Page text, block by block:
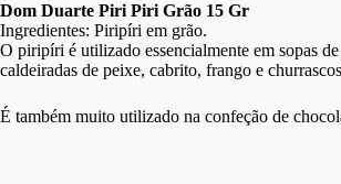
Dom Duarte Piri Piri Grão 15 Gr
Ingredientes: Piripíri em grão.
O piripíri é utilizado essencialmente em sopas
caldeiradas de peixe, cabrito, frango e
É também muito utilizado na confeção de